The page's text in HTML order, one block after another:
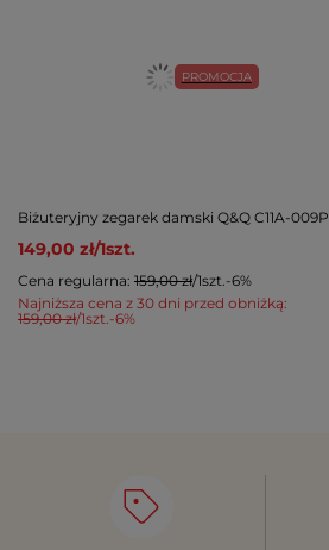
PROMOCJA
Biżuteryjny zegarek damski Q&Q C11A-009P
149,00 zł/1szt.
Najniższa cena z 30 dni przed obniżką:
159,00 zł/1szt.-6%
Cena regularna: 159,00 zł/1szt.-6%